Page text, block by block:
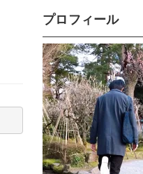
プロフィール